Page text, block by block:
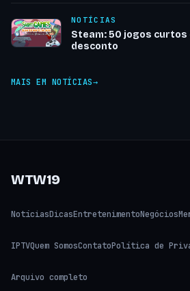
NOTÍCIAS
Steam: 50 jogos curtos
desconto
MAIS EM NOTÍCIAS
WTW19
NotíciasDicasEntretenimentoNegócios
IPTVQuem SomosContatoPolítica de
Arquivo completo